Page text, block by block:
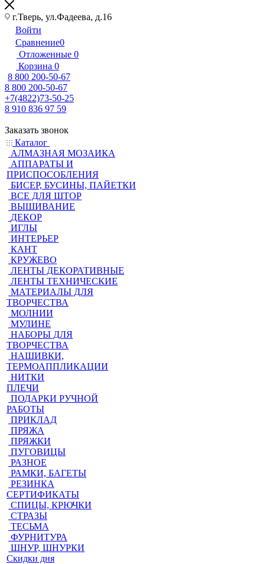
г.Тверь, ул.Фадеева, д.16
Войти
Сравнение0
Отложенные 0
Корзина 0
8 800 200-50-67
8 800 200-50-67
+7(4822)73-50-25
8 910 836 97 59
Заказать звонок
Каталог
АЛМАЗНАЯ МОЗАИКА
АППАРАТЫ И
ПРИСПОСОБЛЕНИЯ
БИСЕР, БУСИНЫ, ПАЙЕТКИ
ВСЕ ДЛЯ ШТОР
ВЫШИВАНИЕ
ДЕКОР
ИГЛЫ
ИНТЕРЬЕР
КАНТ
КРУЖЕВО
ЛЕНТЫ ДЕКОРАТИВНЫЕ
ЛЕНТЫ ТЕХНИЧЕСКИЕ
МАТЕРИАЛЫ ДЛЯ
ТВОРЧЕСТВА
МОЛНИИ
МУЛИНЕ
НАБОРЫ ДЛЯ
ТВОРЧЕСТВА
НАШИВКИ,
ТЕРМОАППЛИКАЦИИ
НИТКИ
ПЛЕЧИ
ПОДАРКИ РУЧНОЙ
РАБОТЫ
ПРИКЛАД
ПРЯЖА
ПРЯЖКИ
ПУГОВИЦЫ
РАЗНОЕ
РАМКИ, БАГЕТЫ
РЕЗИНКА
СЕРТИФИКАТЫ
СПИЦЫ, КРЮЧКИ
СТРАЗЫ
ТЕСЬМА
ФУРНИТУРА
ШНУР, ШНУРКИ
Скидки дня